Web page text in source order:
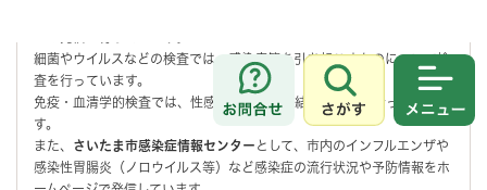
お問合せ
さがす
細菌やウイルスなどの検査では、感染症等を引き起こすものについて検
査を行っています。
免疫・血清学的検査では、性感染症や肝炎、結核の検査を行っていま
す。
また、 さいたま市感染症情報センター として、市内のインフルエンザや
感染性胃腸炎（ノロウイルス等）など感染症の流行状況や予防情報をホ